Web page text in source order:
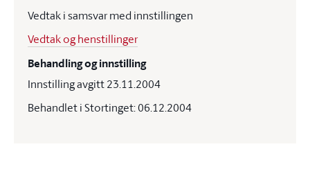
Vedtak i samsvar med innstillingen
Vedtak og henstillinger
Behandling og innstilling
Innstilling avgitt 23.11.2004
Behandlet i Stortinget: 06.12.2004